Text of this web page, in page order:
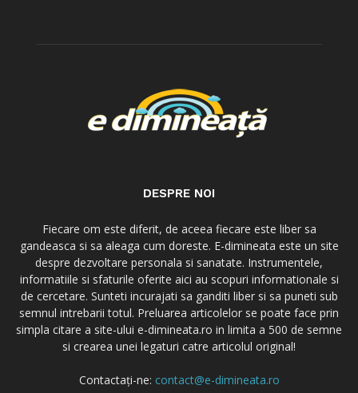
DESPRE NOI
Fiecare om este diferit, de aceea fiecare este liber sa
gandeasca si sa aleaga cum doreste. E-dimineata este un site
despre dezvoltare personala si sanatate. Instrumentele,
informatiile si sfaturile oferite aici au scopuri informationale si
de cercetare. Sunteti incurajati sa ganditi liber si sa puneti sub
semnul intrebarii totul. Preluarea articolelor se poate face prin
simpla citare a site-ului e-dimineata.ro in limita a 500 de semne
si crearea unei legaturi catre articolul original!
Contactați-ne: contact@e-dimineata.ro